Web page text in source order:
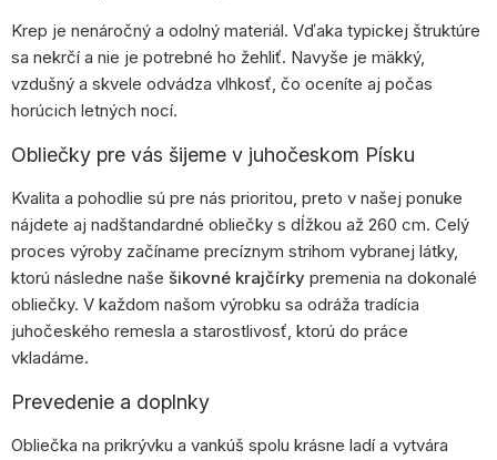
Krep je nenáročný a odolný materiál. Vďaka typickej štruktúre
sa nekrčí a nie je potrebné ho žehliť. Navyše je mäkký,
vzdušný a skvele odvádza vlhkosť, čo oceníte aj počas
horúcich letných nocí.
Obliečky pre vás šijeme v juhočeskom Písku
Kvalita a pohodlie sú pre nás prioritou, preto v našej ponuke
nájdete aj nadštandardné obliečky s dĺžkou až 260 cm. Celý
proces výroby začíname precíznym strihom vybranej látky,
ktorú následne naše šikovné krajčírky premenia na dokonalé
obliečky. V každom našom výrobku sa odráža tradícia
juhočeského remesla a starostlivosť, ktorú do práce
vkladáme.
Prevedenie a doplnky
Obliečka na prikrývku a vankúš spolu krásne ladí a vytvára